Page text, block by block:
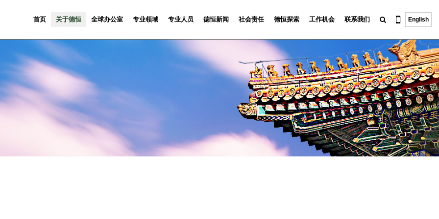
首页 关于德恒 全球办公室 专业领域 专业人员 德恒新闻 社会责任 德恒探索 工作机会 联系我们 English